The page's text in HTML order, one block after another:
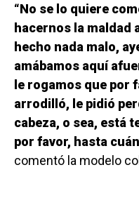
“No se lo quiere
hacernos la maldad
hecho nada malo,
amábamos aquí
le rogamos que por
arrodilló, le pidió
cabeza, o sea, está
por favor, hasta
comentó la modelo